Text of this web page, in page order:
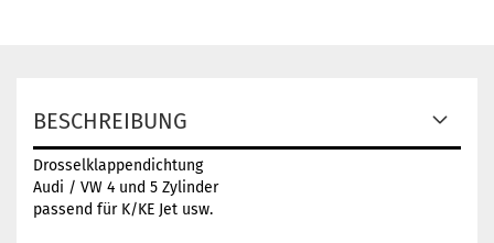
BESCHREIBUNG
Drosselklappendichtung
Audi / VW 4 und 5 Zylinder
passend für K/KE Jet usw.